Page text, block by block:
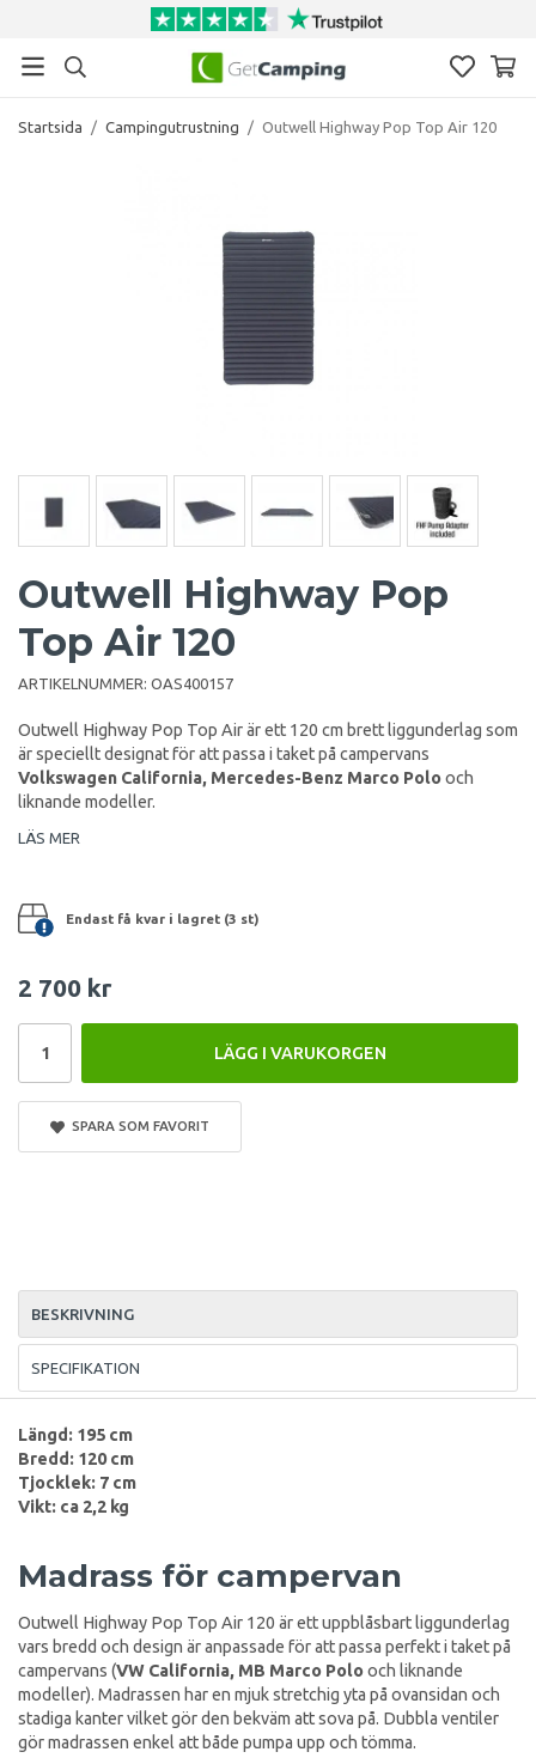
Startsida / Campingutrustning / Outwell Highway Pop Top Air 120
Outwell Highway Pop
Top Air 120
ARTIKELNUMMER: OAS400157
Outwell Highway Pop Top Air är ett 120 cm brett liggunderlag som
är speciellt designat för att passa i taket på campervans
Volkswagen California, Mercedes-Benz Marco Polooch
liknande modeller.
LÄS MER
Endast få kvar i lagret (3 st)
2 700 kr
LÄGG I VARUKORGEN
SPARA SOM FAVORIT
BESKRIVNING
SPECIFIKATION
Längd: 195 cm
Bredd: 120 cm
Tjocklek: 7 cm
Vikt: ca 2,2 kg
Madrass för campervan
Outwell Highway Pop Top Air 120 är ett uppblåsbart liggunderlag
vars bredd och design är anpassade för att passa perfekt i taket på
campervans (VW California, MB Marco Polooch liknande
modeller). Madrassen har en mjuk stretchig yta på ovansidan och
stadiga kanter vilket gör den bekväm att sova på. Dubbla ventiler
gör madrassen enkel att både pumpa upp och tömma.